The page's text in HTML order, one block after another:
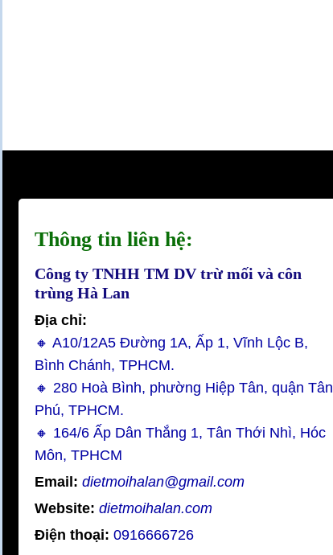
Thông tin liên hệ:
Công ty TNHH TM DV trừ mối và côn
trùng Hà Lan
Địa chỉ:
🔸 A10/12A5 Đường 1A, Ấp 1, Vĩnh Lộc B,
Bình Chánh, TPHCM.
🔸 280 Hoà Bình, phường Hiệp Tân, quận Tân
Phú, TPHCM.
🔸 164/6 Ấp Dân Thắng 1, Tân Thới Nhì, Hóc
Môn, TPHCM
Email: dietmoihalan@gmail.com
Website: dietmoihalan.com
Điện thoại: 0916666726